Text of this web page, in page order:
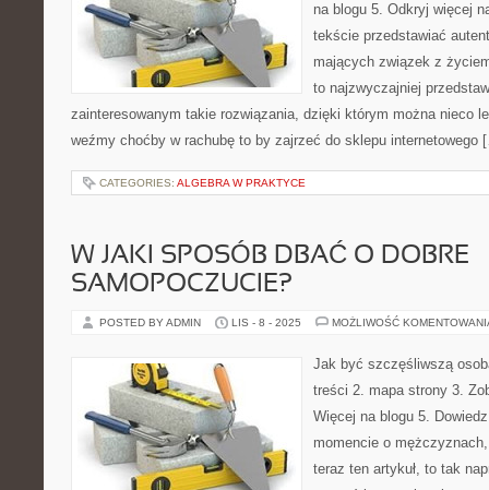
na blogu 5. Odkryj więcej
tekście przedstawiać
mających związek z
to najzwyczajniej
zainteresowanym takie rozwiązania, dzięki którym można nieco
weźmy choćby w rachubę to by zajrzeć do sklepu internetowego
CATEGORIES: ALGEBRA W PRAKTYCE
W JAKI SPOSÓB DBAĆ O DOBRE
SAMOPOCZUCIE?
POSTED BY ADMIN LIS - 8 - 2025 MOŻLIWOŚĆ
Jak być szczęśliwszą
treści 2. mapa strony 3.
Więcej na blogu 5.
momencie o
teraz ten artykuł, to tak